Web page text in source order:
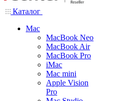
Каталог
Mac
MacBook Neo
MacBook Air
MacBook Pro
iMac
Mac mini
Apple Vision
Pro